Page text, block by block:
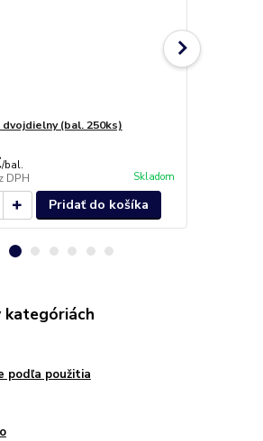
dvojdielny (bal. 250ks)
/bal.
DPH Skladom
Pridať do košíka
kategóriách
podľa použitia